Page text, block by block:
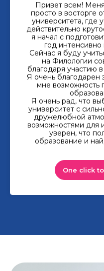
Привет всем!
просто в восторге
университета, где
действительно
я начал с
год интенсивно
Сейчас я буду
на Филологии
благодаря участию
Я очень благодарен
мне возможность
Я очень рад, что
университет с
дружелюбной
возможностями для
уверен, что
образование и
One click